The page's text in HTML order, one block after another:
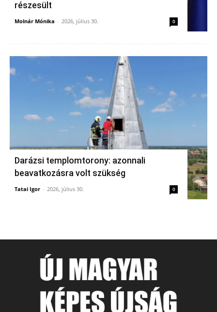
részesült
Molnár Mónika - 2026, július 30. 0
Darázsi templomtorony: azonnali
beavatkozásra volt szükség
Tatai Igor - 2026, július 30. 0